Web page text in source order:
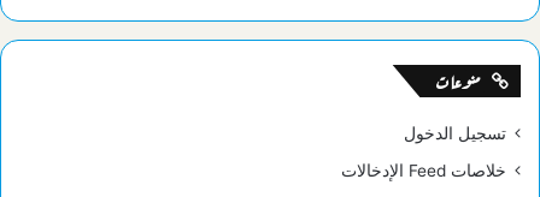
منوعات
تسجيل الدخول
خلاصات Feed الإدخالات